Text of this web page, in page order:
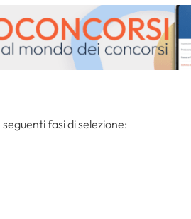
fasi di selezione: